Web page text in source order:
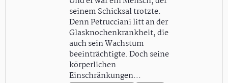
seinem Schicksal trotzte.
Denn Petrucciani litt an der
Glasknochenkrankheit, die
auch sein Wachstum
beeinträchtigte. Doch seine
körperlichen
Einschränkungen…